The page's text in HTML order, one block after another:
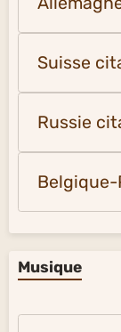
Suisse
Russie
Musique